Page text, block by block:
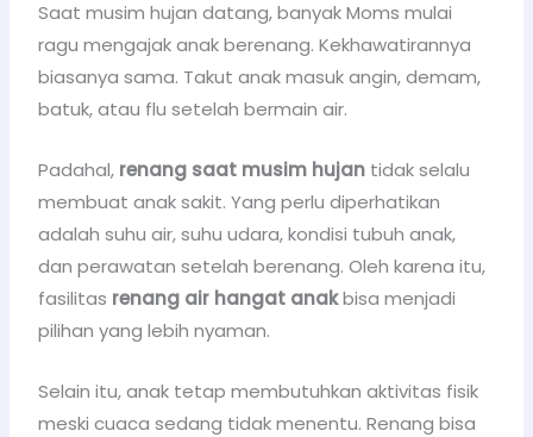
Saat musim hujan datang, banyak Moms mulai
ragu mengajak anak berenang. Kekhawatirannya
biasanya sama. Takut anak masuk angin, demam,
batuk, atau flu setelah bermain air.
Padahal, renang saat musim hujan tidak selalu
membuat anak sakit. Yang perlu diperhatikan
adalah suhu air, suhu udara, kondisi tubuh anak,
dan perawatan setelah berenang. Oleh karena itu,
fasilitas renang air hangat anakbisa menjadi
pilihan yang lebih nyaman.
Selain itu, anak tetap membutuhkan aktivitas fisik
meski cuaca sedang tidak menentu. Renang bisa